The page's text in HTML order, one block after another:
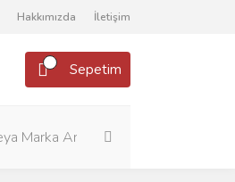
Hakkımızda İletişim
Sepetim